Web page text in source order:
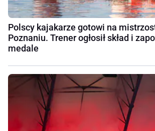
Polscy kajakarze gotowi na
Poznaniu. Trener ogłosił skład i
medale